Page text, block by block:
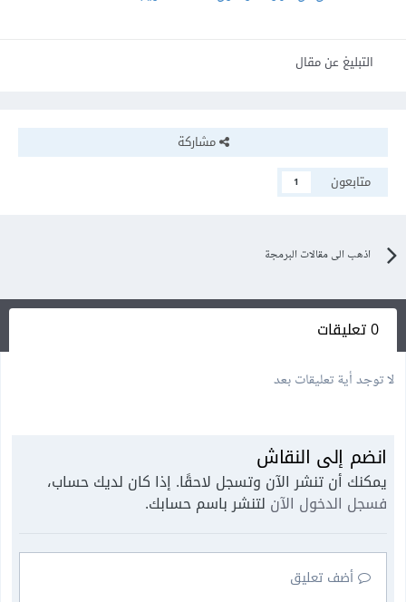
التبليغ عن مقال
مشاركة
متابعون
1
اذهب الى مقالات البرمجة
0 تعليقات
لا توجد أية تعليقات بعد
انضم إلى النقاش
يمكنك أن تنشر الآن وتسجل لاحقًا. إذا كان لديك حساب،
فسجل الدخول الآن لتنشر باسم حسابك.
أضف تعليق